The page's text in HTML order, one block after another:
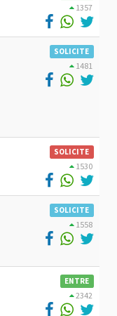
1357
SOLICITE
1481
SOLICITE
1530
SOLICITE
1558
ENTRE
2342